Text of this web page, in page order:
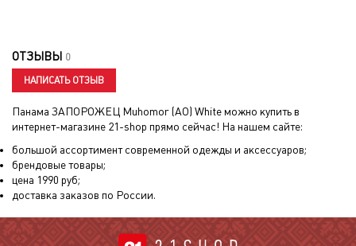
ОТЗЫВЫ 0
НАПИСАТЬ ОТЗЫВ
Панама ЗАПОРОЖЕЦ Muhomor (AO) Whiteможно купить в
интернет-магазине 21-shop прямо сейчас! На нашем сайте:
большой ассортимент современной одежды и аксессуаров;
брендовые товары;
цена 1990 руб;
доставка заказов по России.